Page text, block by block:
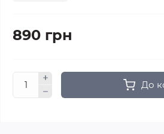
890 грн
До